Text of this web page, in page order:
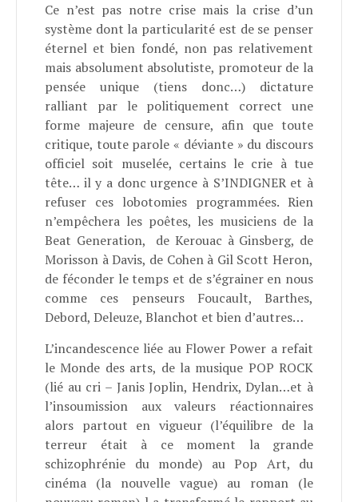
Ce n’est pas notre crise mais la crise d’un
système dont la particularité est de se penser
éternel et bien fondé, non pas relativement
mais absolument absolutiste, promoteur de la
pensée unique (tiens donc…) dictature
ralliant par le politiquement correct une
forme majeure de censure, afin que toute
critique, toute parole « déviante » du discours
officiel soit muselée, certains le crie à tue
tête… il y a donc urgence à S’INDIGNER et à
refuser ces lobotomies programmées. Rien
n’empêchera les poêtes, les musiciens de la
Beat Generation, de Kerouac à Ginsberg, de
Morisson à Davis, de Cohen à Gil Scott Heron,
de féconder le temps et de s’égrainer en nous
comme ces penseurs Foucault, Barthes,
Debord, Deleuze, Blanchot et bien d’autres…
L’incandescence liée au Flower Power a refait
le Monde des arts, de la musique POP ROCK
(lié au cri – Janis Joplin, Hendrix, Dylan…et à
l’insoumission aux valeurs réactionnaires
alors partout en vigueur (l’équilibre de la
terreur était à ce moment la grande
schizophrénie du monde) au Pop Art, du
cinéma (la nouvelle vague) au roman (le